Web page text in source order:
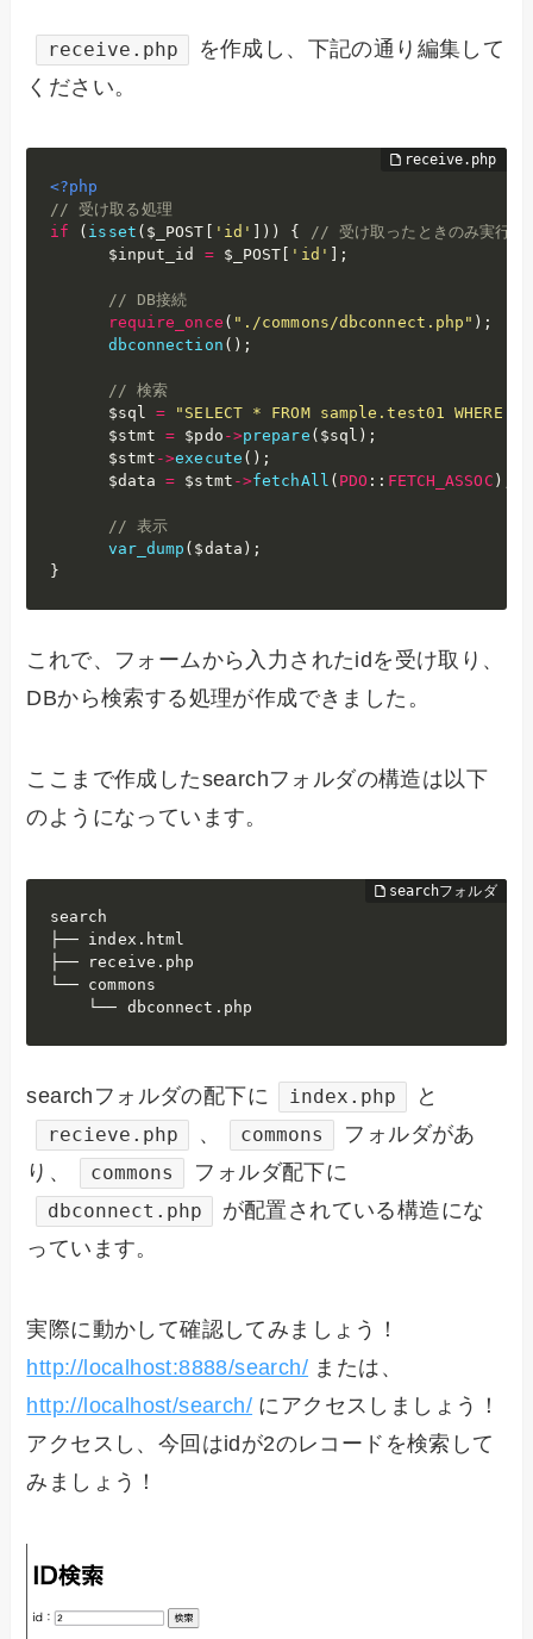
receive.php
を作成し、下記の通り編集して
ください。
<?php
// 受け取る処理
if
( isset ( $_POST 'id' ) ) {
// 受け取ったときのみ実行
$input_id
= $_POST 'id' ;
// DB接続
require_once ( "./commons/dbconnect.php" ) ;
dbconnection ( ) ;
// 検索
$sql
=
"SELECT * FROM sample.test01 WHERE
$stmt
= $pdo ->prepare ( $sql ) ;
$stmt ->execute ( ) ;
$data
= $stmt ->fetchAll ( PDO : : FETCH_ASSOC )
// 表示
var_dump ( $data ) ;
}
これで、フォームから入力されたidを受け取り、
DBから検索する処理が作成できました。
ここまで作成したsearchフォルダの構造は以下
のようになっています。
search
├── index.html
├── receive.php
└── commons
    └── dbconnect.php
searchフォルダの配下に index.php と
recieve.php 、 commons
フォルダがあ
り、
commons フォルダ配下に
dbconnect.php
が配置されている構造にな
っています。
実際に動かして確認してみましょう！
http://localhost:8888/search/ または、
http://localhost/search/ にアクセスしましょう！
アクセスし、今回はidが2のレコードを検索して
みましょう！